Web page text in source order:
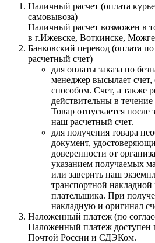
Наличный расчет (оплата
самовывоза)
Наличный расчет возможен в
в г.Ижевске, Воткинске,
Банковский перевод (оплата
расчетный счет)
для оплаты заказа по
менеджер высылает
способом. Счет, а также
действительны в
Товар отпускается после
наш расчетный счет.
для получения товара
документ,
доверенности от
указанием получаемых
или заверить наш
транспортной
плательщика. При
накладную и оригинал
Наложенный платеж (по
Наложенный платеж доступен
Почтой России и СДЭКом.